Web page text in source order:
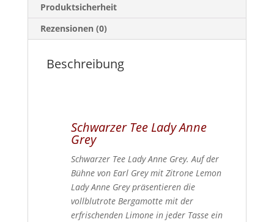
Produktsicherheit
Rezensionen (0)
Beschreibung
Schwarzer Tee Lady Anne
Grey
Schwarzer Tee Lady Anne Grey. Auf der
Bühne von Earl Grey mit Zitrone Lemon
Lady Anne Grey präsentieren die
vollblutrote Bergamotte mit der
erfrischenden Limone in jeder Tasse ein